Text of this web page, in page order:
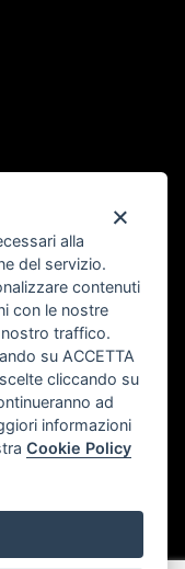
alla
del servizio.
contenuti
con le nostre
traffico.
su ACCETTA
cliccando su
ad
informazioni
Cookie Policy